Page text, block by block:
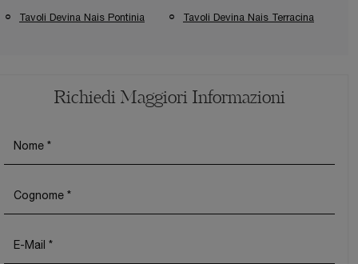
Tavoli Devina Nais Pontinia Tavoli Devina Nais Terracina
Richiedi Maggiori Informazioni